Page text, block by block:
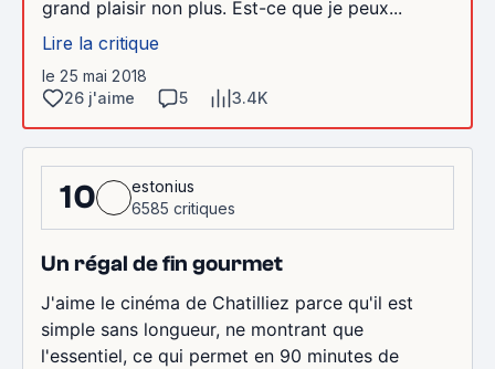
grand plaisir non plus. Est-ce que je peux...
Lire la critique
le 25 mai 2018
26 j'aime
5 3.4K
10
estonius
6585 critiques
Un régal de fin gourmet
J'aime le cinéma de Chatilliez parce qu'il est
simple sans longueur, ne montrant que
l'essentiel, ce qui permet en 90 minutes de